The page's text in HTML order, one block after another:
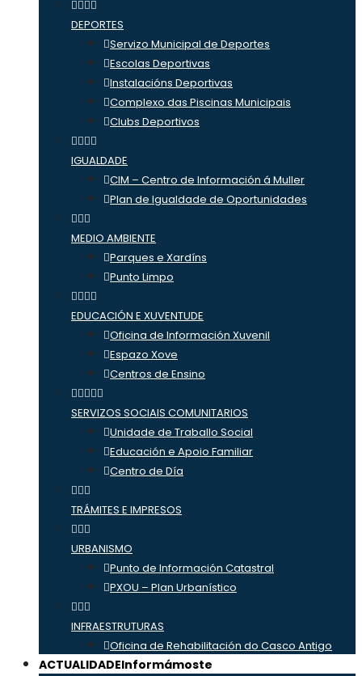
DEPORTES
Servizo Municipal de Deportes
Escolas Deportivas
Instalacións Deportivas
Complexo das Piscinas Municipais
Clubs Deportivos
IGUALDADE
CIM – Centro de Información á Muller
Plan de Igualdade de Oportunidades
MEDIO AMBIENTE
Parques e Xardíns
Punto Limpo
EDUCACIÓN E XUVENTUDE
Oficina de Información Xuvenil
Espazo Xove
Centros de Ensino
SERVIZOS SOCIAIS COMUNITARIOS
Unidade de Traballo Social
Educación e Apoio Familiar
Centro de Día
TRÁMITES E IMPRESOS
URBANISMO
Punto de Información Catastral
PXOU – Plan Urbanístico
INFRAESTRUTURAS
Oficina de Rehabilitación do Casco Antigo
ACTUALIDADEInformámoste